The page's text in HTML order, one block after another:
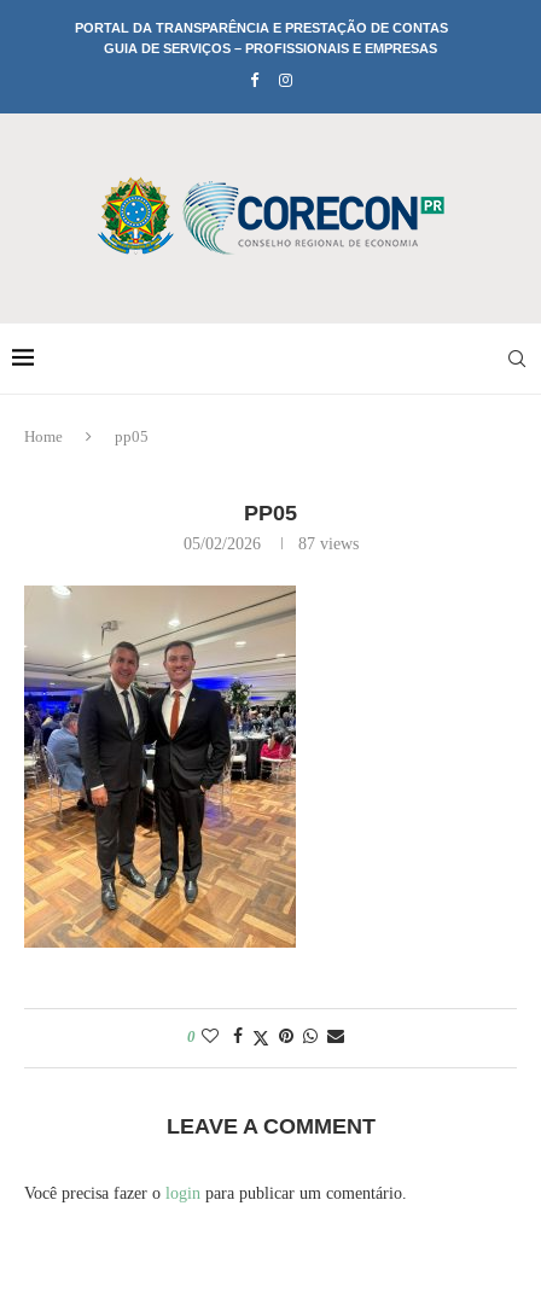
PORTAL DA TRANSPARÊNCIA E PRESTAÇÃO DE CONTAS
GUIA DE SERVIÇOS – PROFISSIONAIS E EMPRESAS
Home pp05
PP05
05/02/2026 87views
0
LEAVE A COMMENT
Você precisa fazer o login para publicar um comentário.